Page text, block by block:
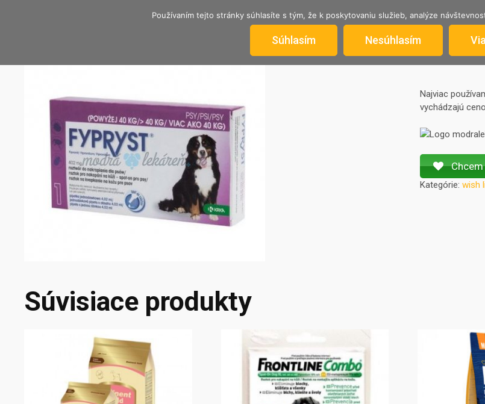
TRENČIANSKY ÚTULOK AKTUÁLNA PONUKA STRATILI
Najviac
vychádzajú
Chcem
Kategórie:wish
Súvisiace produkty
Používaním tejto stránky súhlasíte s tým, že k poskytovaniu služieb, analýze
Súhlasím Nesúhlasím